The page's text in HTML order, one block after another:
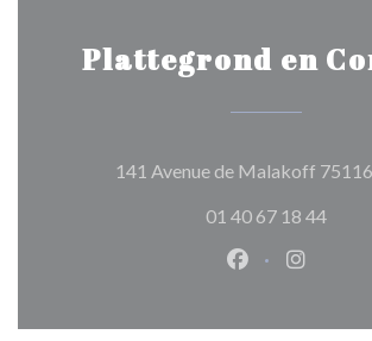
Plattegrond en
141 Avenue de Malakoff
01 40 67 18 44
Facebook